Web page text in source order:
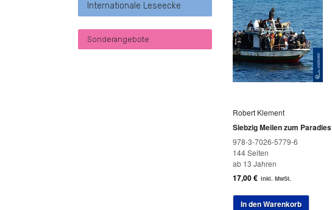
Robert Klement
Siebzig Meilen zum Paradies
978-3-7026-5779-6
144 Seiten
ab 13 Jahren
17,00€ inkl. MwSt.
In den Warenkorb
Internationale Leseecke
Sonderangebote